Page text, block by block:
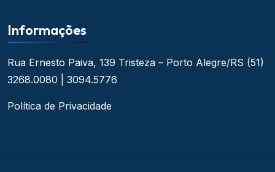
Informações
Rua Ernesto Paiva, 139 Tristeza – Porto Alegre/RS (51)
3268.0080 | 3094.5776
Política de Privacidade